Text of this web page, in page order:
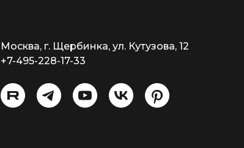
Москва, г. Щербинка, ул. Кутузова, 12
+7-495-228-17-33